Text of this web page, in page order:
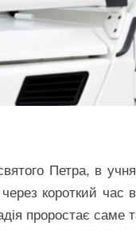
Петра, в
короткий час
проростає саме